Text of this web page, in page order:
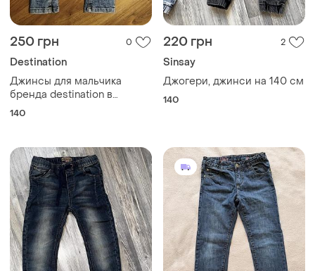
250 грн 0
Destination
Джинсы для мальчика
бренда destination в
светло-голубом цвете на
140
220 грн 2
Sinsay
Джогери, джинси на 140 см
140